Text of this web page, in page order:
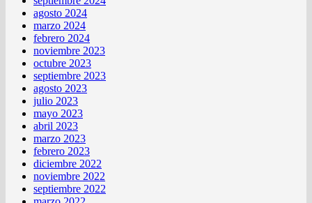
agosto 2024
marzo 2024
febrero 2024
noviembre 2023
octubre 2023
septiembre 2023
agosto 2023
julio 2023
mayo 2023
abril 2023
marzo 2023
febrero 2023
diciembre 2022
noviembre 2022
septiembre 2022